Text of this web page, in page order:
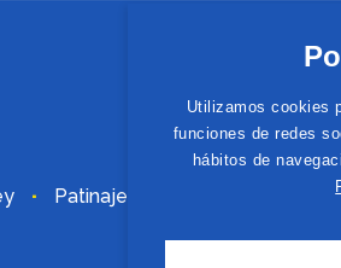
Utilizamos cookies
funciones de redes
hábitos de
· Patinaje Próximos